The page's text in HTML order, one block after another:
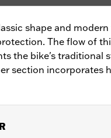
shape and
The flow of
the bike's traditional
section incorporates